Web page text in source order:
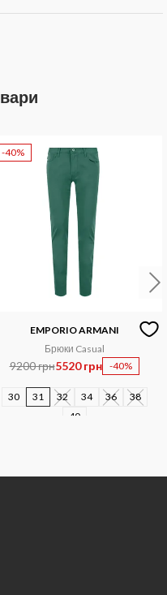
-40%
EMPORIO ARMANI
Брюки Casual
9200 грн5520 грн -40%
30 31 32 34 36
38
40